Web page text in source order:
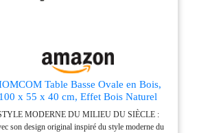
Table Basse Ovale en Bois,
100 x 55 x 40 cm, Effet Bois Naturel
MODERNE DU MILIEU DU SIÈCLE :
son design original inspiré du style moderne du